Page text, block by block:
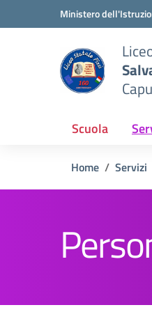
Vai ai contenuti
Vai al menu di navigazione
Ministero
Scuola
Home Servizi